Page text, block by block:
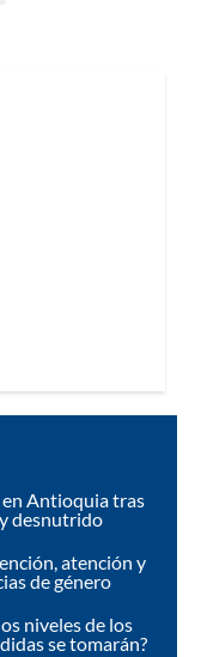
Antioquia tras
desnutrido
atención y
de género
niveles de los
se tomarán?